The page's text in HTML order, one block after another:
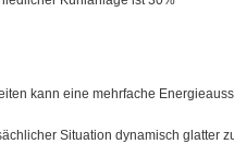
kann eine mehrfache
Situation dynamisch glatter